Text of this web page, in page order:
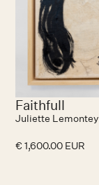
Faithfull
Juliette Lemontey
€ 1,600.00 EUR